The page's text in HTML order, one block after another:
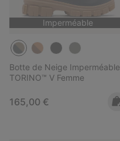
Imperméable
Botte de Neige Imperméable
TORINO™ V Femme
Regular price:
165,00 €